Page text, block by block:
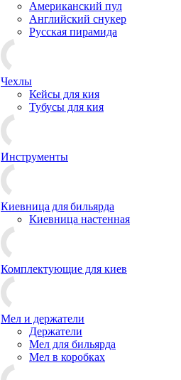
Американский пул
Английский снукер
Русская пирамида
Чехлы
Кейсы для кия
Тубусы для кия
Инструменты
Киевница для бильярда
Киевница настенная
Комплектующие для киев
Мел и держатели
Держатели
Мел для бильярда
Мел в коробках